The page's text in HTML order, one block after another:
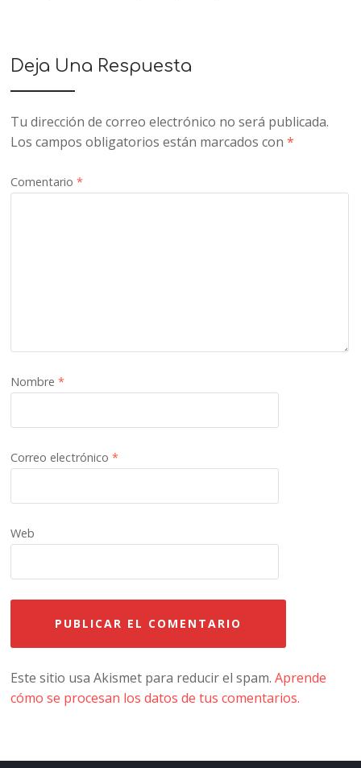
Deja Una Respuesta
Tu dirección de correo electrónico no será publicada.
Los campos obligatorios están marcados con*
Comentario*
Nombre*
Correo electrónico*
Web
Este sitio usa Akismet para reducir el spam.Aprende
cómo se procesan los datos de tus comentarios.